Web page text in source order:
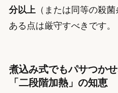
分以上（または同等の殺
ある点は厳守すべきです。
煮込み式でもパサつか
「二段階加熱」の知恵